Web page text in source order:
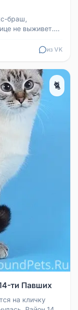
браш,
не выживет.
из VK
🐈
ти Павших
на кличку